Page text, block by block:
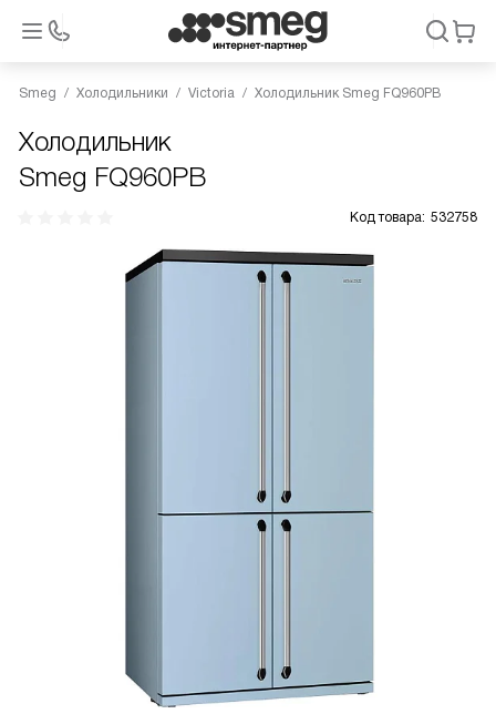
Smeg Холодильники Victoria Холодильник Smeg FQ960PB
Холодильник
Smeg FQ960PB
Код товара: 532758